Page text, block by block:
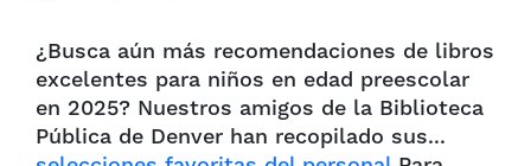
¿Busca aún más recomendaciones de libros
excelentes para niños en edad preescolar
en 2025? Nuestros amigos de la Biblioteca
Pública de Denver han recopilado sus...